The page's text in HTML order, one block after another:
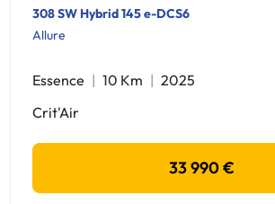
308 SW Hybrid 145 e-DCS6
Allure
Essence 10 Km
2025
Crit'Air
33 990 €